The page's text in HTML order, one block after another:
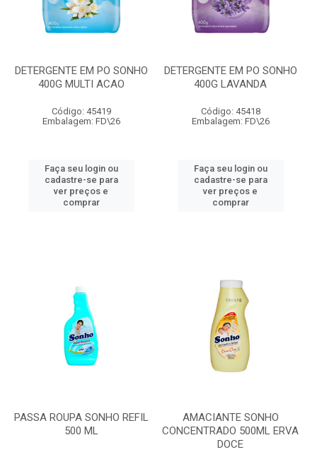
DETERGENTE EM PO SONHO
400G MULTI ACAO
Código: 45419
Embalagem: FD\26
Faça seu login ou
cadastre-se para
ver preços e
comprar
DETERGENTE EM PO SONHO
400G LAVANDA
Código: 45418
Embalagem: FD\26
Faça seu login ou
cadastre-se para
ver preços e
comprar
PASSA ROUPA SONHO REFIL
500 ML
AMACIANTE SONHO
CONCENTRADO 500ML ERVA
DOCE